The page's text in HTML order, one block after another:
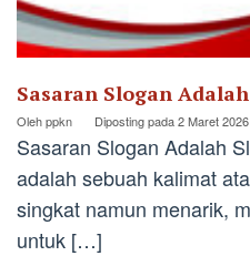
Sasaran Slogan Adalah
Olehppkn Diposting pada2 Maret 2026
Sasaran Slogan Adalah
adalah sebuah kalimat
singkat namun menarik,
untuk […]